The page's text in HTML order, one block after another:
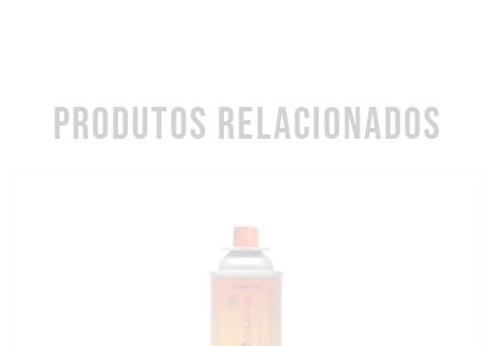
PRODUTOS RELACIONADOS